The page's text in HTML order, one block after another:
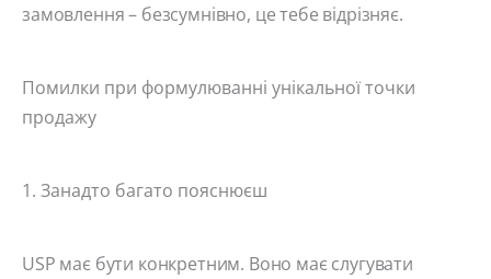
замовлення – безсумнівно, це тебе відрізняє.
Помилки при формулюванні унікальної точки
продажу
1. Занадто багато пояснюєш
USP має бути конкретним. Воно має слугувати